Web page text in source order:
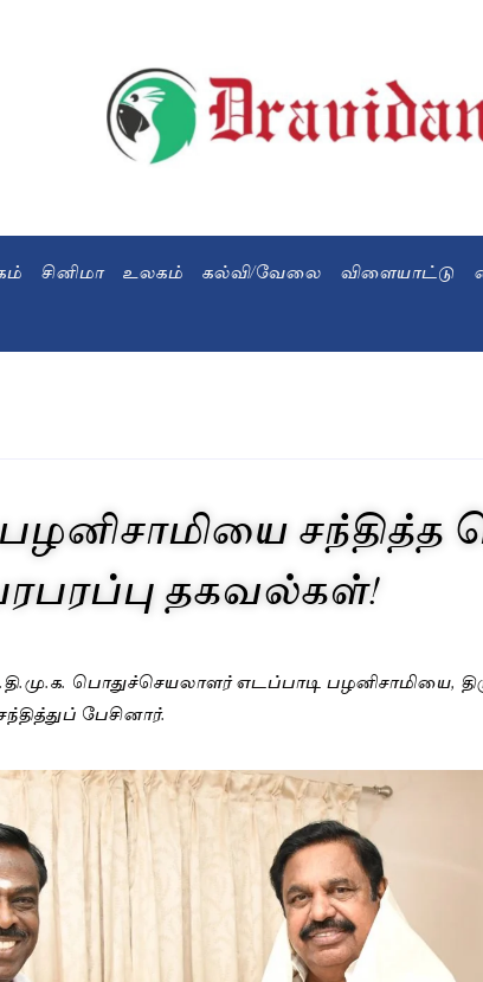
சினிமா உலகம் கல்வி/வேலை விளையாட்டு
தகவல்கள்!
அ.தி.மு.க. பொதுச்செயலாளர் எடப்பாடி
பேசினார்.